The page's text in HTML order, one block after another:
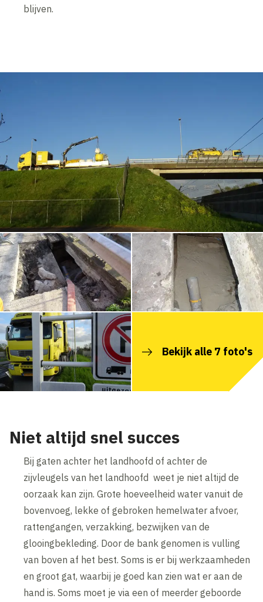
blijven.
Bekijk alle 7 foto's
Niet altijd snel succes
Bij gaten achter het landhoofd of achter de
zijvleugels van het landhoofd weet je niet altijd de
oorzaak kan zijn. Grote hoeveelheid water vanuit de
bovenvoeg, lekke of gebroken hemelwater afvoer,
rattengangen, verzakking, bezwijken van de
glooingbekleding. Door de bank genomen is vulling
van boven af het best. Soms is er bij werkzaamheden
en groot gat, waarbij je goed kan zien wat er aan de
hand is. Soms moet je via een of meerder geboorde